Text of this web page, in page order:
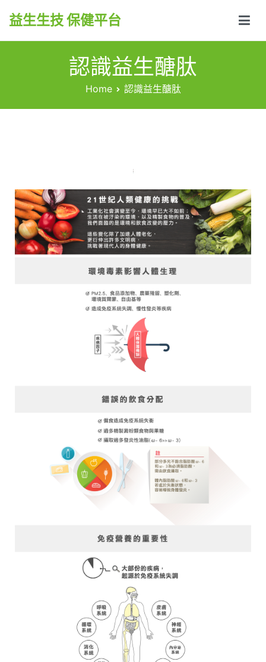
益生生技 保健平台
認識益生醣肽
Home 認識益生醣肽